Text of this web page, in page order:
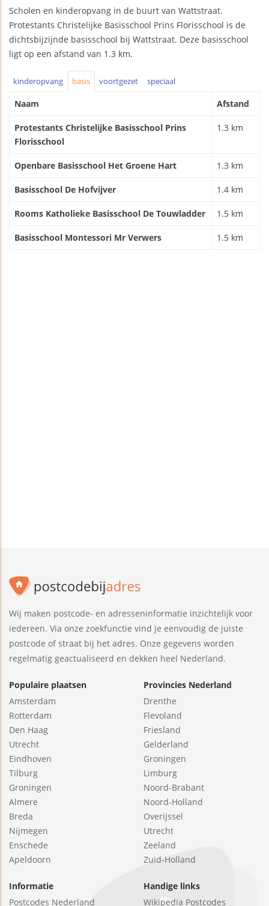
Scholen en kinderopvang in de buurt van Wattstraat.
Protestants Christelijke Basisschool Prins Florisschool is de
dichtsbijzijnde basisschool bij Wattstraat. Deze basisschool
ligt op een afstand van 1.3 km.
kinderopvang basis voortgezet speciaal
Naam Afstand
Protestants Christelijke Basisschool Prins
Florisschool
1.3 km
Openbare Basisschool Het Groene Hart 1.3 km
Basisschool De Hofvijver 1.4 km
Rooms Katholieke Basisschool De Touwladder 1.5 km
Basisschool Montessori Mr Verwers 1.5 km
Wij maken postcode- en adresseninformatie inzichtelijk voor
iedereen. Via onze zoekfunctie vind je eenvoudig de juiste
postcode of straat bij het adres. Onze gegevens worden
regelmatig geactualiseerd en dekken heel Nederland.
Populaire plaatsen
Amsterdam
Rotterdam
Den Haag
Utrecht
Eindhoven
Tilburg
Groningen
Almere
Breda
Nijmegen
Enschede
Apeldoorn
Provincies Nederland
Drenthe
Flevoland
Friesland
Gelderland
Groningen
Limburg
Noord-Brabant
Noord-Holland
Overijssel
Utrecht
Zeeland
Zuid-Holland
Informatie
Postcodes Nederland
Handige links
Wikipedia Postcodes